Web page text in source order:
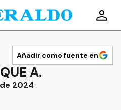
Añadir como fuente en
A.
2024